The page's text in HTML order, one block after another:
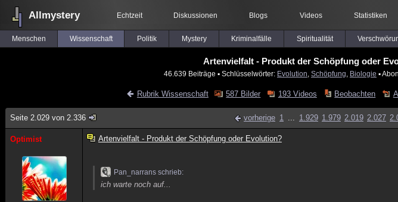
Allmystery Echtzeit Diskussionen Blogs Videos Statistiken
Menschen Wissenschaft Politik Mystery Kriminalfälle Spiritualität
Artenvielfalt - Produkt der Schöpfung oder
46.639 Beiträge ▪ Schlüsselwörter: Evolution Schöpfung Biologie ▪
Rubrik Wissenschaft 587 Bilder 193 Videos Beobachten
Seite 2.029 von 2.336 vorherige 1 ... 1.929 1.979 2.019 2.027
Optimist Artenvielfalt - Produkt der Schöpfung oder Evolution?
Pan_narrans schrieb:
ich warte noch auf...